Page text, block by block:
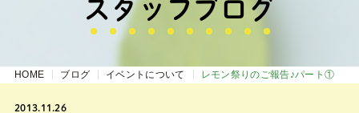
スタッフブログ
HOME ブログ イベントについて レモン祭りのご報告♪パート①
2013.11.26